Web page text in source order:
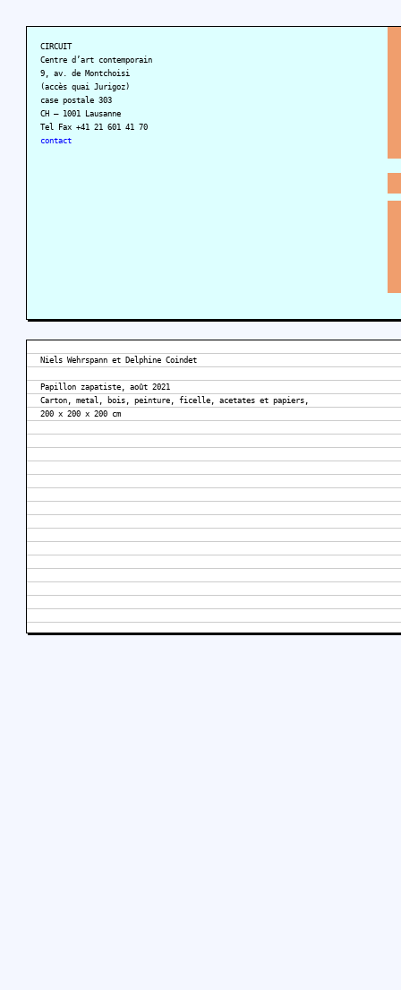
CIRCUIT
Centre d’art contemporain
9, av. de Montchoisi
(accès quai Jurigoz)
case postale 303
CH – 1001 Lausanne
Tel Fax +41 21 601 41 70
contact
Niels Wehrspann et Delphine Coindet
Papillon zapatiste, août 2021
Carton, metal, bois, peinture, ficelle, acetates et papiers,
200 x 200 x 200 cm